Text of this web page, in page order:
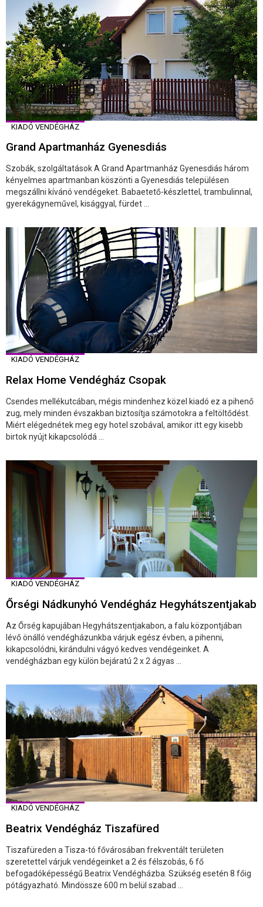
KIADÓ VENDÉGHÁZ
Grand Apartmanház Gyenesdiás
Szobák, szolgáltatások A Grand Apartmanház Gyenesdiás három
kényelmes apartmanban köszönti a Gyenesdiás településen
megszállni kívánó vendégeket. Babaetető-készlettel, trambulinnal,
gyerekágyneművel, kisággyal, fürdet ...
KIADÓ VENDÉGHÁZ
Relax Home Vendégház Csopak
Csendes mellékutcában, mégis mindenhez közel kiadó ez a pihenő
zug, mely minden évszakban biztosítja számotokra a feltöltődést.
Miért elégednétek meg egy hotel szobával, amikor itt egy kisebb
birtok nyújt kikapcsolódá ...
KIADÓ VENDÉGHÁZ
Őrségi Nádkunyhó Vendégház Hegyhátszentjakab
Az Őrség kapujában Hegyhátszentjakabon, a falu központjában
lévő önálló vendégházunkba várjuk egész évben, a pihenni,
kikapcsolódni, kirándulni vágyó kedves vendégeinket. A
vendégházban egy külön bejáratú 2 x 2 ágyas ...
KIADÓ VENDÉGHÁZ
Beatrix Vendégház Tiszafüred
Tiszafüreden a Tisza-tó fővárosában frekventált területen
szeretettel várjuk vendégeinket a 2 és félszobás, 6 fő
befogadóképességű Beatrix Vendégházba. Szükség esetén 8 főig
pótágyazható. Mindössze 600 m belül szabad ...